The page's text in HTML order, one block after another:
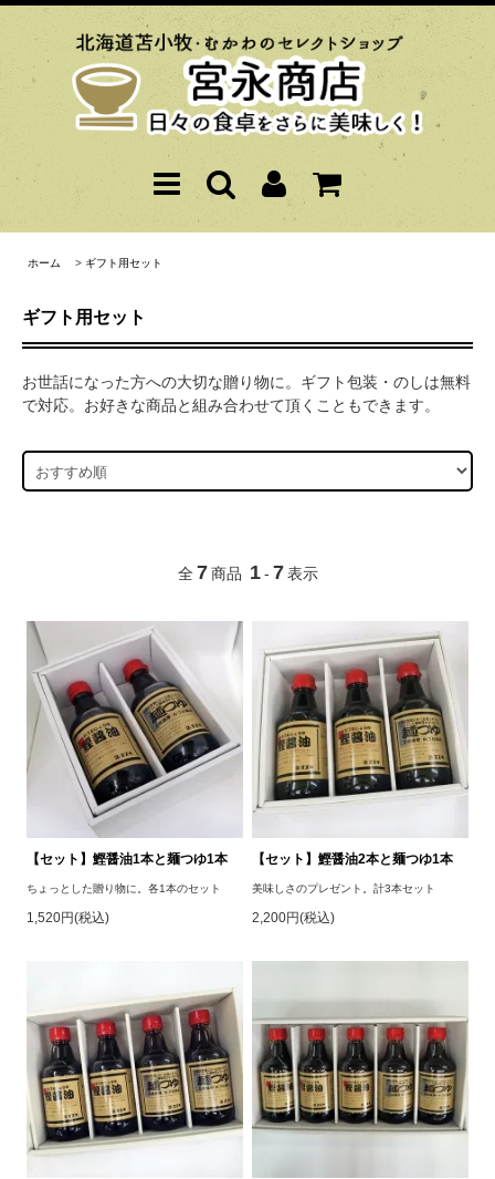
ホーム > ギフト用セット
ギフト用セット
お世話になった方への大切な贈り物に。ギフト包装・のしは無料
で対応。お好きな商品と組み合わせて頂くこともできます。
全 7 商品 1 - 7 表示
【セット】鰹醤油1本と麺つゆ1本
ちょっとした贈り物に。各1本のセット
1,520円(税込)
【セット】鰹醤油2本と麺つゆ1本
美味しさのプレゼント。計3本セット
2,200円(税込)